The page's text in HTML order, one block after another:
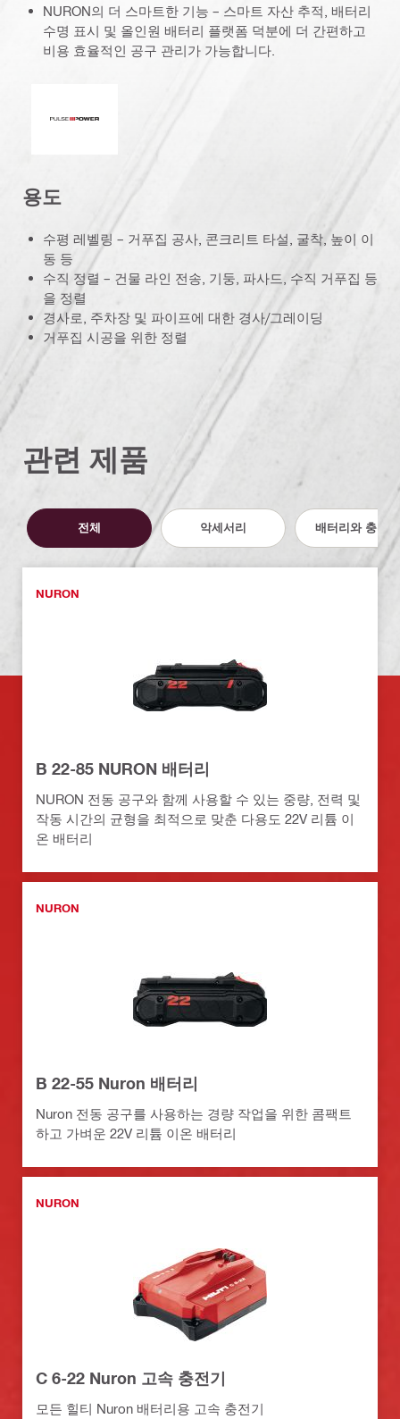
NURON의 더 스마트한 기능 – 스마트 자산 추적, 배터리
수명 표시 및 올인원 배터리 플랫폼 덕분에 더 간편하고
비용 효율적인 공구 관리가 가능합니다.
용도
수평 레벨링 – 거푸집 공사, 콘크리트 타설, 굴착, 높이 이
동 등
수직 정렬 – 건물 라인 전송, 기둥, 파사드, 수직 거푸집 등
을 정렬
경사로, 주차장 및 파이프에 대한 경사/그레이딩
거푸집 시공을 위한 정렬
관련 제품
전체 악세서리 배터리와 충전기
NURON
B 22-85 NURON 배터리
NURON 전동 공구와 함께 사용할 수 있는 중량, 전력 및
작동 시간의 균형을 최적으로 맞춘 다용도 22V 리튬 이
온 배터리
NURON
B 22-55 Nuron 배터리
Nuron 전동 공구를 사용하는 경량 작업을 위한 콤팩트
하고 가벼운 22V 리튬 이온 배터리
NURON
C 6-22 Nuron 고속 충전기
모든 힐티 Nuron 배터리용 고속 충전기